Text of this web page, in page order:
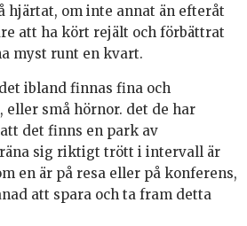
hjärtat, om inte annat än efteråt
att ha kört rejält och förbättrat
myst runt en kvart.
ibland finnas fina och
eller små hörnor. det de har
det finns en park av
sig riktigt trött i intervall är
en är på resa eller på konferens,
att spara och ta fram detta